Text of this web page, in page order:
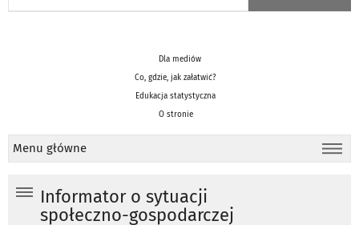
Dla mediów
Co, gdzie, jak załatwić?
Edukacja statystyczna
O stronie
Menu główne
Informator o sytuacji
społeczno-gospodarczej